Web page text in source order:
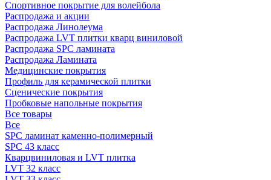
Спортивное покрытие для волейбола
Распродажа и акции
Распродажа Линолеума
Распродажа LVT плитки кварц виниловой
Распродажа SPC ламината
Распродажа Ламината
Медицинские покрытия
Профиль для керамической плитки
Сценические покрытия
Пробковые напольные покрытия
Все товары
Все
SPC ламинат каменно-полимерный
SPC 43 класс
Кварцвиниловая и LVT плитка
LVT 32 класс